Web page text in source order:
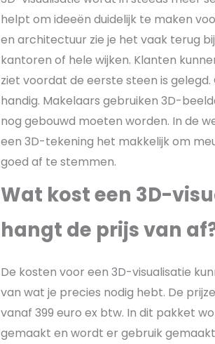
helpt om ideeën duidelijk te maken
en architectuur zie je het vaak terug
kantoren of hele wijken. Klanten
ziet voordat de eerste steen is
handig. Makelaars gebruiken 3D-
nog gebouwd moeten worden. In de
een 3D-tekening het makkelijk om
goed af te stemmen.
Wat kost een 3D-
hangt de prijs van
De kosten voor een 3D-visualisatie
van wat je precies nodig hebt. De
vanaf 399 euro ex btw. In dit pakket
gemaakt en wordt er gebruik